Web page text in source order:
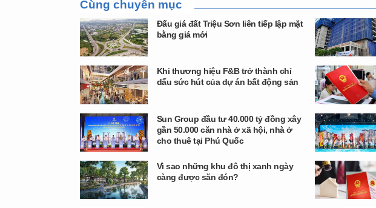
Cùng chuyên mục
Đấu giá đất Triệu Sơn liên tiếp lập mặt
bằng giá mới
Khi thương hiệu F&B trở thành chỉ
dấu sức hút của dự án bất động sản
Sun Group đầu tư 40.000 tỷ đồng xây
gần 50.000 căn nhà ở xã hội, nhà ở
cho thuê tại Phú Quốc
Vì sao những khu đô thị xanh ngày
càng được săn đón?